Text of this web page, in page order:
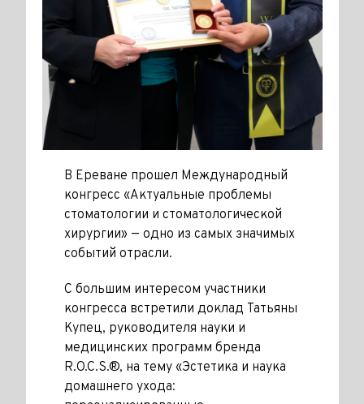
В Ереване прошел Международный
конгресс «Актуальные проблемы
стоматологии и стоматологической
хирургии» — одно из самых значимых
событий отрасли.
С большим интересом участники
конгресса встретили доклад Татьяны
Купец, руководителя науки и
медицинских программ бренда
R.O.C.S.®, на тему «Эстетика и наука
домашнего ухода: